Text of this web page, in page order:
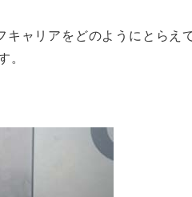
ャリアをどのようにとらえ
。